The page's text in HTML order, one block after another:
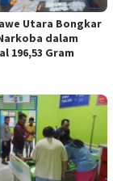
Utara Bongkar
dalam
196,53 Gram